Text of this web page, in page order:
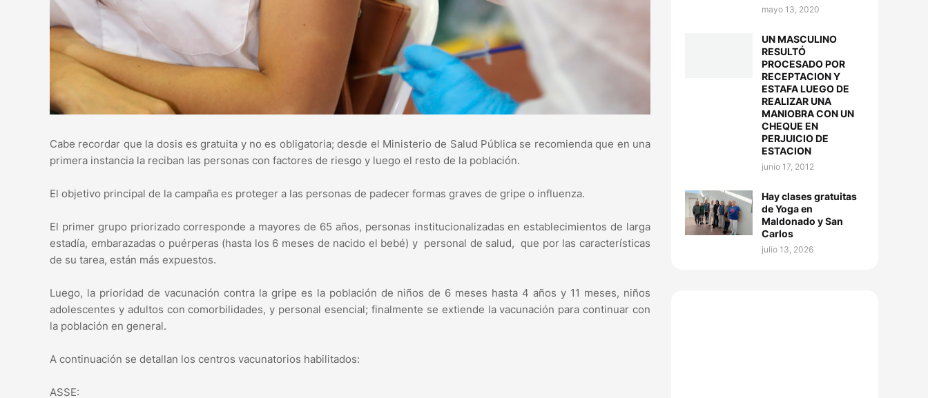
Cabe recordar que la dosis es gratuita y no es obligatoria; desde el Ministerio de Salud Pública se recomienda que en una
primera instancia la reciban las personas con factores de riesgo y luego el resto de la población.
El objetivo principal de la campaña es proteger a las personas de padecer formas graves de gripe o influenza.
El primer grupo priorizado corresponde a mayores de 65 años, personas institucionalizadas en establecimientos de larga
estadía, embarazadas o puérperas (hasta los 6 meses de nacido el bebé) y personal de salud, que por las características
de su tarea, están más expuestos.
Luego, la prioridad de vacunación contra la gripe es la población de niños de 6 meses hasta 4 años y 11 meses, niños
adolescentes y adultos con comorbilidades, y personal esencial; finalmente se extiende la vacunación para continuar con
la población en general.
A continuación se detallan los centros vacunatorios habilitados:
ASSE:
mayo 13, 2020
UN MASCULINO
RESULTÓ
PROCESADO POR
RECEPTACION Y
ESTAFA LUEGO DE
REALIZAR UNA
MANIOBRA CON UN
CHEQUE EN
PERJUICIO DE
ESTACION
junio 17, 2012
Hay clases gratuitas
de Yoga en
Maldonado y San
Carlos
julio 13, 2026